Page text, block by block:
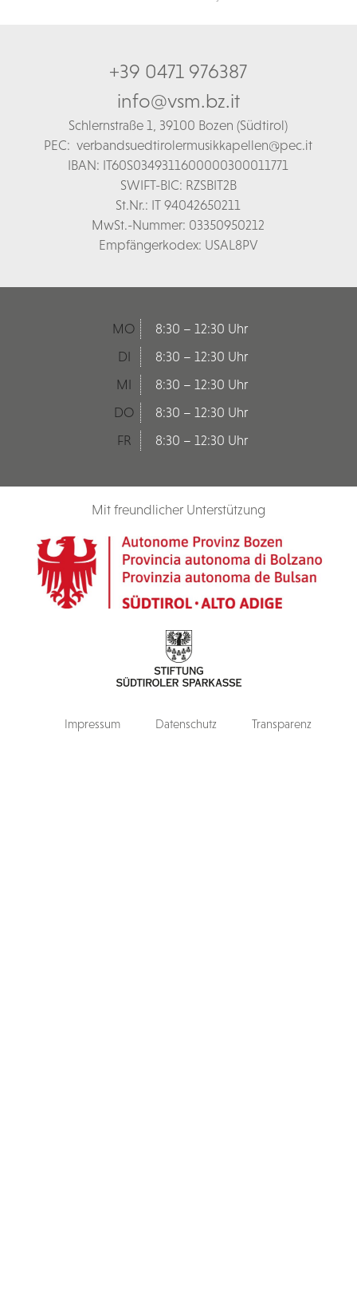
+39 0471 976387
info@vsm.bz.it
Schlernstraße 1, 39100 Bozen (Südtirol)
PEC: verbandsuedtirolermusikkapellen@pec.it
IBAN: IT60S0349311600000300011771
SWIFT-BIC: RZSBIT2B
St.Nr.: IT 94042650211
MwSt.-Nummer: 03350950212
Empfängerkodex: USAL8PV
MO
8:30 – 12:30 Uhr
DI
8:30 – 12:30 Uhr
MI
8:30 – 12:30 Uhr
DO
8:30 – 12:30 Uhr
FR
8:30 – 12:30 Uhr
Mit freundlicher Unterstützung
Impressum Datenschutz Transparenz